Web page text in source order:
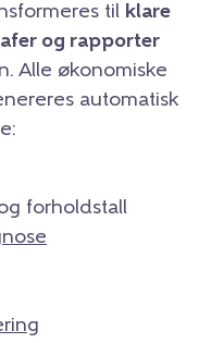
til klare
og rapporter
Alle økonomiske
automatisk
forholdstall